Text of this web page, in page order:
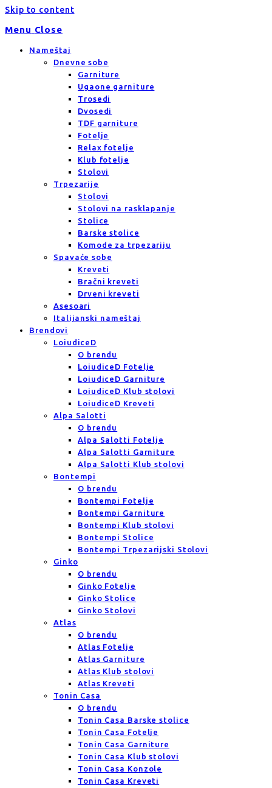
Skip to content
Menu Close
Nameštaj
Dnevne sobe
Garniture
Ugaone garniture
Trosedi
Dvosedi
TDF garniture
Fotelje
Relax fotelje
Klub fotelje
Stolovi
Trpezarije
Stolovi
Stolovi na rasklapanje
Stolice
Barske stolice
Komode za trpezariju
Spavaće sobe
Kreveti
Bračni kreveti
Drveni kreveti
Asesoari
Italijanski nameštaj
Brendovi
LoiudiceD
O brendu
LoiudiceD Fotelje
LoiudiceD Garniture
LoiudiceD Klub stolovi
LoiudiceD Kreveti
Alpa Salotti
O brendu
Alpa Salotti Fotelje
Alpa Salotti Garniture
Alpa Salotti Klub stolovi
Bontempi
O brendu
Bontempi Fotelje
Bontempi Garniture
Bontempi Klub stolovi
Bontempi Stolice
Bontempi Trpezarijski Stolovi
Ginko
O brendu
Ginko Fotelje
Ginko Stolice
Ginko Stolovi
Atlas
O brendu
Atlas Fotelje
Atlas Garniture
Atlas Klub stolovi
Atlas Kreveti
Tonin Casa
O brendu
Tonin Casa Barske stolice
Tonin Casa Fotelje
Tonin Casa Garniture
Tonin Casa Klub stolovi
Tonin Casa Konzole
Tonin Casa Kreveti